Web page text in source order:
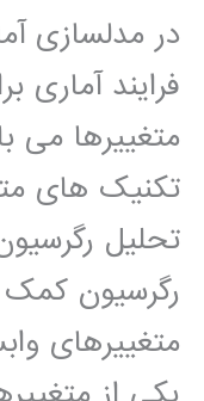
در مدلسازی
فرایند آماری
متغییرها می
تکنیک های
تحلیل
رگرسیون کمک
متغییرهای